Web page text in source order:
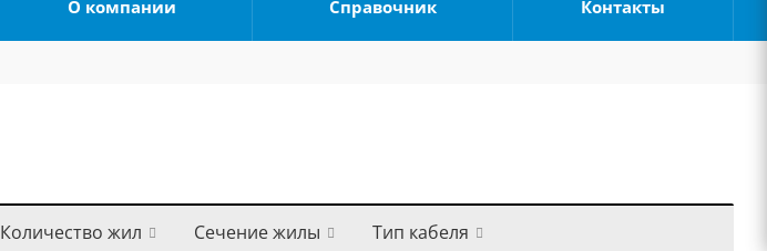
О компании Справочник Контакты
Количество жил Сечение жилы
Тип кабеля